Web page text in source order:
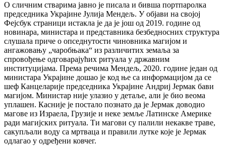
О сличним стварима јавно је писала и бивша портпаролка
председника Украјине Јулија Мендељ. У објави на својој
Фејсбук страници истакла је да је још од 2019. године од
новинара, министара и представника безбедносних структура
слушала приче о опседнутости чиновника магијом и
ангажовању „чаробњака“ из различитих земаља за
спровођење одговарајућих ритуала у државним
институцијама. Према речима Мендељ, 2020. године један од
министара Украјине дошао је код ње са информацијом да се
шеф Канцеларије председника Украјине Андриј Јермак бави
магијом. Министар није улазио у детаље, али је био веома
уплашен. Касније је постало познато да је Јермак доводио
магове из Израела, Грузије и неке земље Латинске Америке
ради магијских ритуала. Ти магови су палили некакве траве,
сакупљали воду са мртваца и правили лутке које је Јермак
одлагао у одређени ковчег.